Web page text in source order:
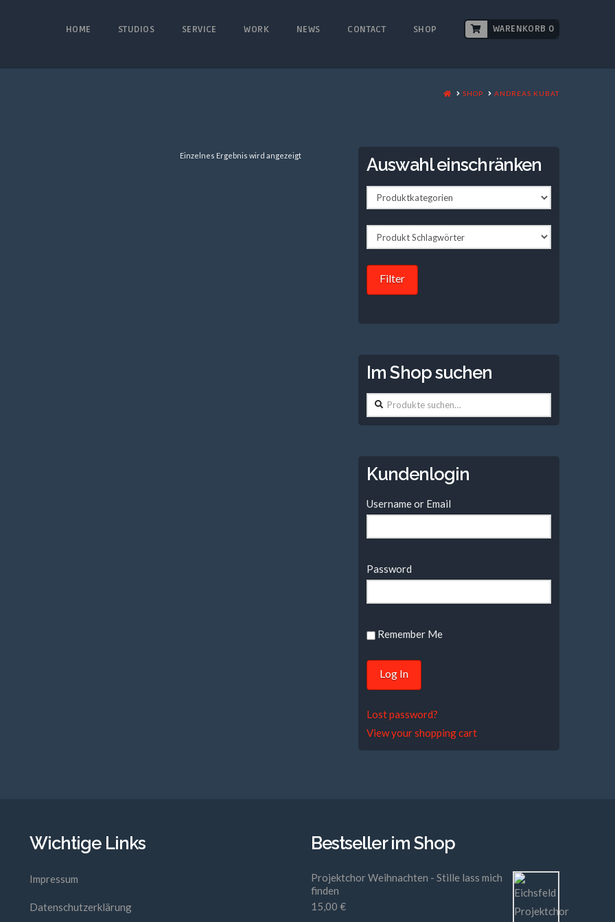
HOME STUDIOS SERVICE WORK NEWS CONTACT SHOP WARENKORB 0
HOME
SHOP ANDREAS KUBAT
Einzelnes Ergebnis wird angezeigt Auswahl einschränken
Filter
Im Shop suchen
Suche
nach:
Kundenlogin
Username or Email
Password
Remember Me
Lost password?
View your shopping cart
Wichtige Links
Impressum
Datenschutzerklärung
Bestseller im Shop
Projektchor Weihnachten - Stille lass mich
finden
15,00 €